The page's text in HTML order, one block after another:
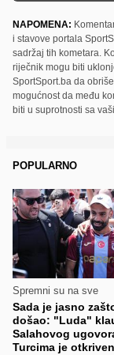
NAPOMENA:
i stavove portala
sadržaj tih kometara.
riječnik mogu biti
SportSport.ba da
mogućnost da među
biti u suprotnosti sa
POPULARNO
Spremni su na sve
Sada je jasno
došao: "Luda"
Salahovog
Turcima je